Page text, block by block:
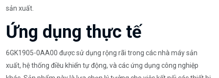
sản xuất.
Ứng dụng thực tế
6GK1905-0AA00 được sử dụng rộng rãi trong các nhà máy sản
xuất, hệ thống điều khiển tự động, và các ứng dụng công nghiệp